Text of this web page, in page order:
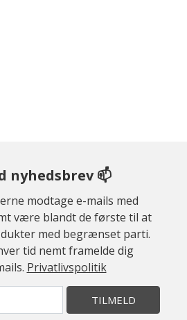
nyhedsbrev 📫
modtage e-mails med
være blandt de første til at
med begrænset parti.
tid nemt framelde dig
Privatlivspolitik
TILMELD